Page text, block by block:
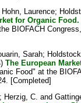
Hohn, Laurence;
for Organic Food.
BIOFACH
Sarah;
The European
Food" at the
[Completed]
; Herzig, C. and